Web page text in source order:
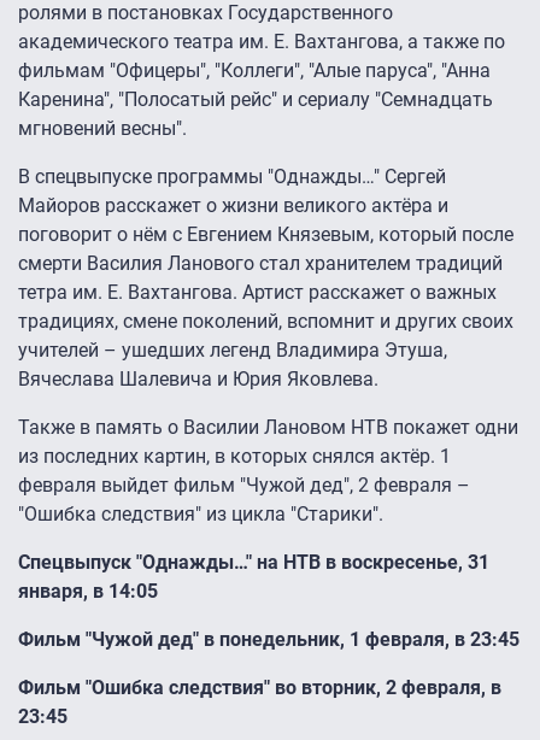
ролями в постановках Государственного
академического театра им. Е. Вахтангова, а также по
фильмам "Офицеры", "Коллеги", "Алые паруса", "Анна
Каренина", "Полосатый рейс" и сериалу "Семнадцать
мгновений весны".
В спецвыпуске программы "Однажды…" Сергей
Майоров расскажет о жизни великого актёра и
поговорит о нём с Евгением Князевым, который после
смерти Василия Ланового стал хранителем традиций
тетра им. Е. Вахтангова. Артист расскажет о важных
традициях, смене поколений, вспомнит и других своих
учителей – ушедших легенд Владимира Этуша,
Вячеслава Шалевича и Юрия Яковлева.
Также в память о Василии Лановом НТВ покажет одни
из последних картин, в которых снялся актёр. 1
февраля выйдет фильм "Чужой дед", 2 февраля –
"Ошибка следствия" из цикла "Старики".
Спецвыпуск "Однажды…" на НТВ в воскресенье, 31
января, в 14:05
Фильм "Чужой дед" в понедельник, 1 февраля, в 23:45
Фильм "Ошибка следствия" во вторник, 2 февраля, в
23:45